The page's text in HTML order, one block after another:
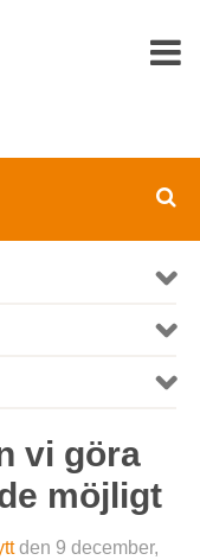
vi göra
möjligt
den 9 december,